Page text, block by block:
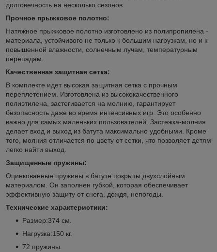
долговечность на несколько сезонов.
Прочное прыжковое полотно:
Натяжное прыжковое полотно изготовлено из полипропилена -
материала, устойчивого не только к большим нагрузкам, но и к
повышенной влажности, солнечным лучам, температурным
перепадам.
Качественная защитная сетка:
В комплекте идет высокая защитная сетка с прочным
переплетением. Изготовлена из высококачественного
полиэтилена, застегивается на молнию, гарантирует
безопасность даже во время интенсивных игр. Это особенно
важно для самых маленьких пользователей. Застежка-молния
делает вход и выход из батута максимально удобными. Кроме
того, молния отличается по цвету от сетки, что позволяет детям
легко найти выход.
Защищенные пружины:
Оцинкованные пружины в батуте покрыты двухслойным
материалом. Он заполнен губкой, которая обеспечивает
эффективную защиту от снега, дождя, непогоды.
Технические характеристики:
Размер:374 см.
Нагрузка:150 кг.
72 пружины.